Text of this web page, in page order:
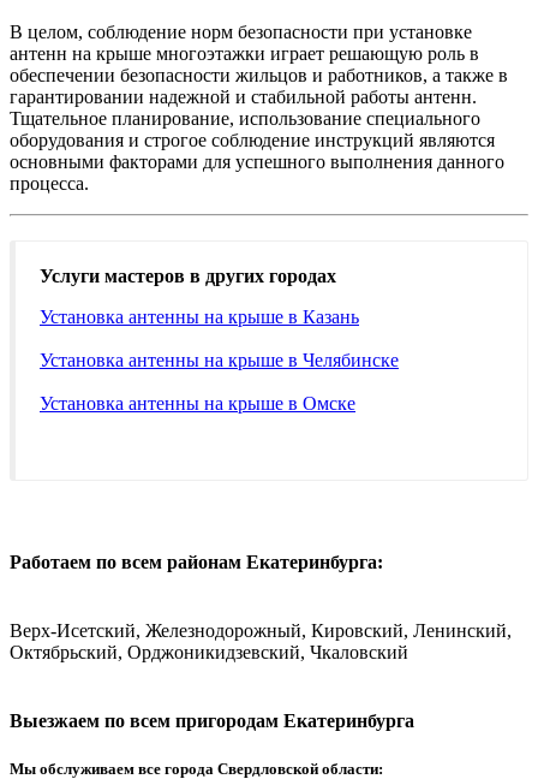
В целом, соблюдение норм безопасности при установке
антенн на крыше многоэтажки играет решающую роль в
обеспечении безопасности жильцов и работников, а также в
гарантировании надежной и стабильной работы антенн.
Тщательное планирование, использование специального
оборудования и строгое соблюдение инструкций являются
основными факторами для успешного выполнения данного
процесса.
Услуги мастеров в других городах
Установка антенны на крыше в Казань
Установка антенны на крыше в Челябинске
Установка антенны на крыше в Омске
Работаем по всем районам Екатеринбурга:
Верх-Исетский, Железнодорожный, Кировский, Ленинский,
Октябрьский, Орджоникидзевский, Чкаловский
Выезжаем по всем пригородам Екатеринбурга
Мы обслуживаем все города Свердловской области: